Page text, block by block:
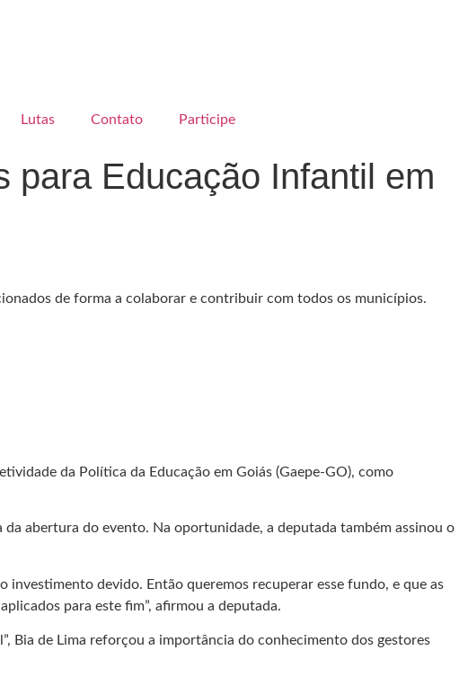
Lutas Contato Participe
para Educação Infantil em
de forma a colaborar e contribuir com todos os municípios.
da Política da Educação em Goiás (Gaepe-GO), como
abertura do evento. Na oportunidade, a deputada também assinou o
investimento devido. Então queremos recuperar esse fundo, e que as
para este fim”, afirmou a deputada.
Bia de Lima reforçou a importância do conhecimento dos gestores